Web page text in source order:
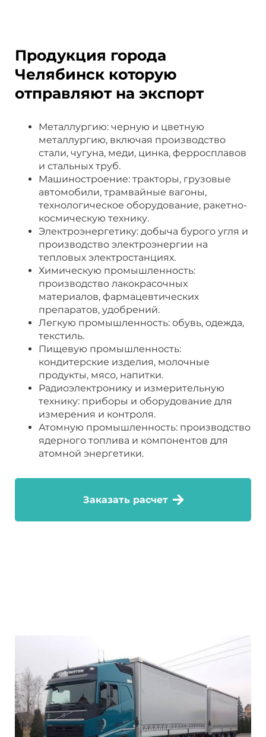
Продукция города
Челябинск которую
отправляют на экспорт
Металлургию: черную и цветную
металлургию, включая производство
стали, чугуна, меди, цинка, ферросплавов
и стальных труб.
Машиностроение: тракторы, грузовые
автомобили, трамвайные вагоны,
технологическое оборудование, ракетно-
космическую технику.
Электроэнергетику: добыча бурого угля и
производство электроэнергии на
тепловых электростанциях.
Химическую промышленность:
производство лакокрасочных
материалов, фармацевтических
препаратов, удобрений.
Легкую промышленность: обувь, одежда,
текстиль.
Пищевую промышленность:
кондитерские изделия, молочные
продукты, мясо, напитки.
Радиоэлектронику и измерительную
технику: приборы и оборудование для
измерения и контроля.
Атомную промышленность: производство
ядерного топлива и компонентов для
атомной энергетики.
Заказать расчет